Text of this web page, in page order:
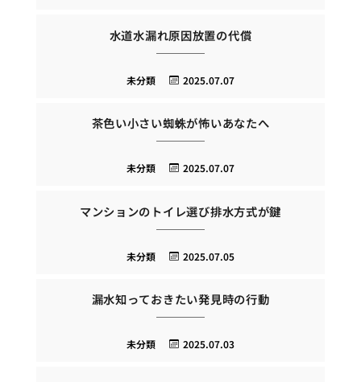
水道水漏れ原因放置の代償
2025.07.07
未分類
茶色い小さい蜘蛛が怖いあなたへ
2025.07.07
未分類
マンションのトイレ選び排水方式が鍵
2025.07.05
未分類
漏水知っておきたい発見時の行動
2025.07.03
未分類